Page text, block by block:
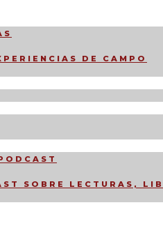
DE CAMPO
SOBRE LECTURAS,